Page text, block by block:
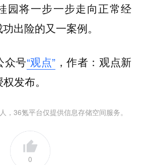
园将一步一步走向正常经
出险的又一案例。
众号“观点” ，作者：观点新
发布。
，36氪平台仅提供信息存储空间服务。
0